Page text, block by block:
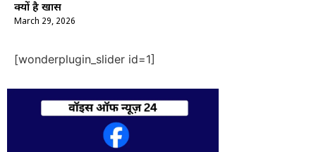
क्यों है खास
March 29, 2026
[wonderplugin_slider id=1]